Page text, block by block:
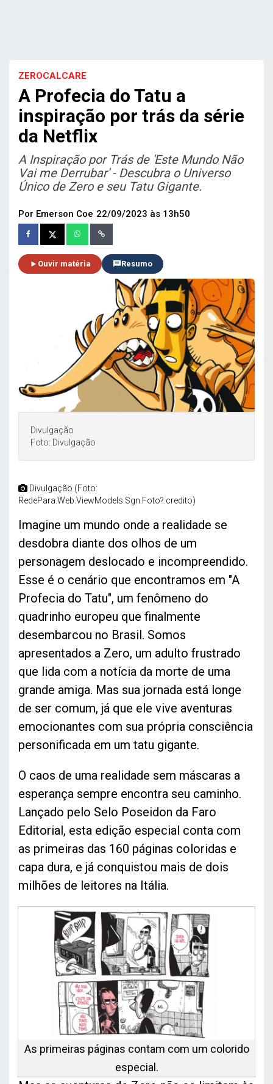
ZEROCALCARE
A Profecia do Tatu a
inspiração por trás da série
da Netflix
A Inspiração por Trás de 'Este Mundo Não
Vai me Derrubar' - Descubra o Universo
Único de Zero e seu Tatu Gigante.
Por Emerson Coe 22/09/2023 às 13h50
Ouvir matéria Resumo
Divulgação
Foto: Divulgação
Divulgação (Foto:
RedePara.Web.ViewModels.Sgn.Foto?.credito)
Imagine um mundo onde a realidade se
desdobra diante dos olhos de um
personagem deslocado e incompreendido.
Esse é o cenário que encontramos em "A
Profecia do Tatu", um fenômeno do
quadrinho europeu que finalmente
desembarcou no Brasil. Somos
apresentados a Zero, um adulto frustrado
que lida com a notícia da morte de uma
grande amiga. Mas sua jornada está longe
de ser comum, já que ele vive aventuras
emocionantes com sua própria consciência
personificada em um tatu gigante.
O caos de uma realidade sem máscaras a
esperança sempre encontra seu caminho.
Lançado pelo Selo Poseidon da Faro
Editorial, esta edição especial conta com
as primeiras das 160 páginas coloridas e
capa dura, e já conquistou mais de dois
milhões de leitores na Itália.
As primeiras páginas contam com um colorido
especial.